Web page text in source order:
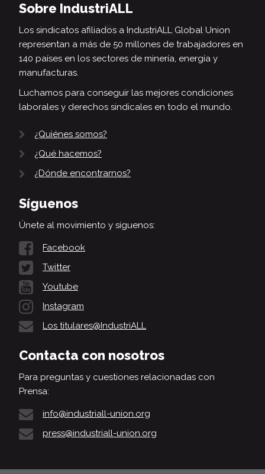
Sobre IndustriALL
Los sindicatos afiliados a IndustriALL Global Union
representan a más de 50 millones de trabajadores en
140 países en los sectores de minería, energía y
manufacturas.
Luchamos para conseguir las mejores condiciones
laborales y derechos sindicales en todo el mundo.
¿Quiénes somos?
¿Qué hacemos?
¿Dónde encontrarnos?
Síguenos
Únete al movimiento y síguenos:
Facebook
Twitter
Youtube
Instagram
Los titulares@IndustriALL
Contacta con nosotros
Para preguntas y cuestiones relacionadas con
Prensa:
info@industriall-union.org
press@industriall-union.org